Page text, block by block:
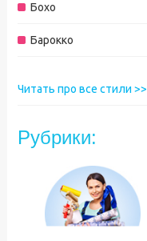
Бохо
Барокко
Читать про все стили >>
Рубрики: